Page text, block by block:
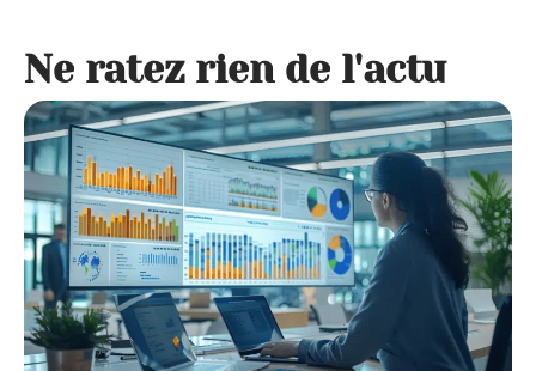
Ne ratez rien de l'actu